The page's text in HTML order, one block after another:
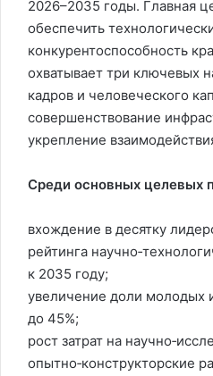
2026–2035 годы. Главная
обеспечить
конкурентоспособность
охватывает три ключевых
кадров и человеческого
совершенствование
укрепление
Среди основных целевых
вхождение в десятку
рейтинга
к 2035 году;
увеличение доли молодых
до 45%;
рост затрат на
опытно‑конструкторские